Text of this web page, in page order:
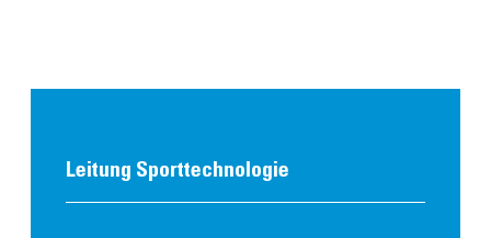
Leitung Sporttechnologie